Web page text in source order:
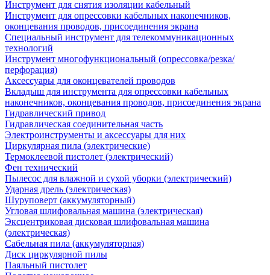
Инструмент для снятия изоляции кабельный
Инструмент для опрессовки кабельных наконечников,
оконцевания проводов, присоединения экрана
Специальный инструмент для телекоммуникационных
технологий
Инструмент многофункциональный (опрессовка/резка/
перфорация)
Аксессуары для оконцевателей проводов
Вкладыш для инструмента для опрессовки кабельных
наконечников, оконцевания проводов, присоединения экрана
Гидравлический привод
Гидравлическая соединительная часть
Электроинструменты и аксессуары для них
Циркулярная пила (электрические)
Термоклеевой пистолет (электрический)
Фен технический
Пылесос для влажной и сухой уборки (электрический)
Ударная дрель (электрическая)
Шуруповерт (аккумуляторный)
Угловая шлифовальная машина (электрическая)
Эксцентриковая дисковая шлифовальная машина
(электрическая)
Сабельная пила (аккумуляторная)
Диск циркулярной пилы
Паяльный пистолет